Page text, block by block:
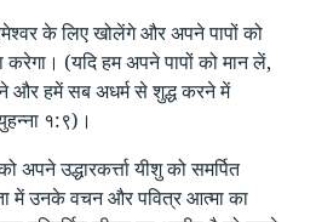
के लिए खोलेंगे और अपने पापों को
करेगा। (यदि हम अपने पापों को मान लें,
और हमें सब अधर्म से शुद्ध करने में
१:९)।
उद्धारकर्त्ता यीशु को समर्पित
में उनके वचन और पवित्र आत्मा का